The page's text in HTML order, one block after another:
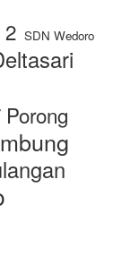
2 SDN Wedoro